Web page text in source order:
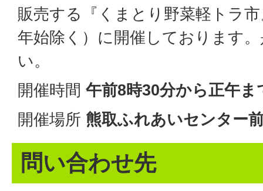
販売する『くまとり野菜軽トラ
年始除く）に開催しております
い。
開催時間 午前8時30分から正午ま
開催場所 熊取ふれあいセンター
問い合わせ先